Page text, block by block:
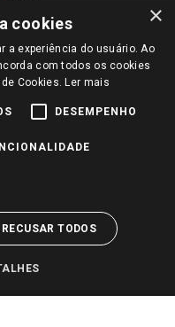
×
cookies
a experiência do usuário. Ao
com todos os cookies
Cookies. Ler mais
DESEMPENHO
RECUSAR TODOS